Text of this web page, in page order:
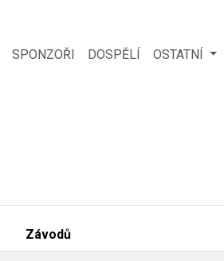
SPONZOŘI DOSPĚLÍ OSTATNÍ
Závodů